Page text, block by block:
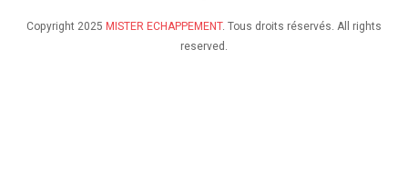
Copyright 2025 MISTER ECHAPPEMENT. Tous droits réservés. All rights
reserved.